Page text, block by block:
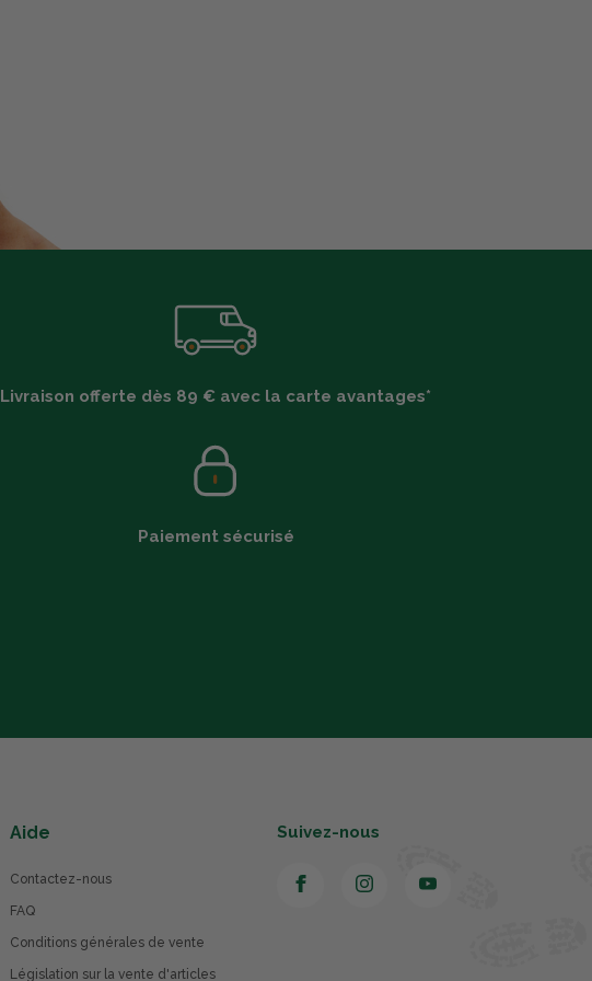
Livraison offerte dès 89 € avec la carte avantages*
Paiement sécurisé
Aide
Contactez-nous
FAQ
Conditions générales de vente
Législation sur la vente d'articles
Suivez-nous